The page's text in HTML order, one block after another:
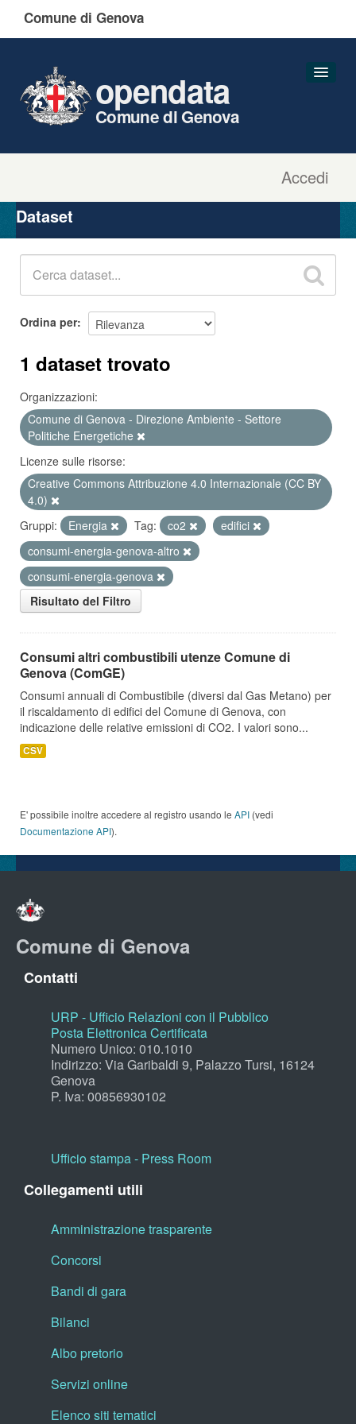
Comune di Genova
Accedi
opendata
Comune di Genova
Organizzazioni
Gruppi
Dataset
Ordina per
1 dataset trovato
Organizzazioni:
Comune di Genova - Direzione Ambiente - Settore
Politiche Energetiche
Licenze sulle risorse:
Creative Commons Attribuzione 4.0 Internazionale (CC BY
4.0)
Gruppi:
Energia Tag: co2
edifici
consumi-energia-genova-altro
consumi-energia-genova
Risultato del Filtro
Consumi altri combustibili utenze Comune di
Genova (ComGE)
Consumi annuali di Combustibile (diversi dal Gas Metano) per
il riscaldamento di edifici del Comune di Genova, con
indicazione delle relative emissioni di CO2. I valori sono...
CSV
E' possibile inoltre accedere al registro usando le API (vedi
Documentazione API).
Comune di Genova
Contatti
URP - Ufficio Relazioni con il Pubblico
Posta Elettronica Certificata
Numero Unico: 010.1010
Indirizzo: Via Garibaldi 9, Palazzo Tursi, 16124
Genova
P. Iva: 00856930102
Ufficio stampa - Press Room
Collegamenti utili
Amministrazione trasparente
Concorsi
Bandi di gara
Bilanci
Albo pretorio
Servizi online
Elenco siti tematici